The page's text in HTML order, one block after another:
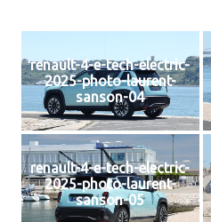
renault-4-e-tech-electric-
2025-photo-laurent-
sanson-04
renault-4-e-tech-electric-
2025-photo-laurent-
sanson-05